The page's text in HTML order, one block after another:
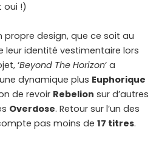
oui !)
propre design, que ce soit au
leur identité vestimentaire lors
‘Beyond The Horizon‘ a
dynamique plus Euphorique
de revoir Rebelion sur d’autres
Overdose. Retour sur l’un des
pas moins de 17 titres.